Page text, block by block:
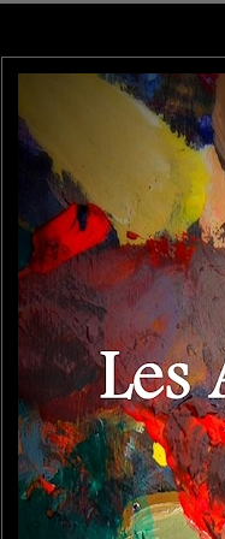
ce sera le WE de l'Ascension.
Mais avec des photos comme les
succès. :-)